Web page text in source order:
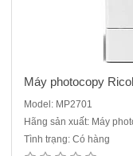
Máy photocopy
Model: MP2701
Hãng sản xuất: Máy
Tình trạng: Có hàng
chính hãng, nguyên